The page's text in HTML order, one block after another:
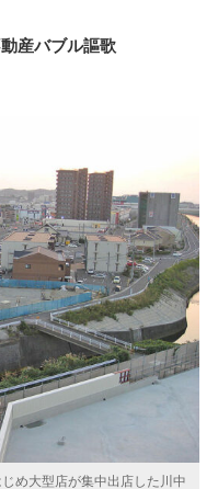
産バブル謳歌
め大型店が集中出店した川中